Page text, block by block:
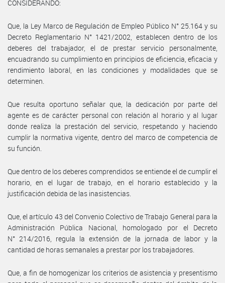
CONSIDERANDO:
Que, la Ley Marco de Regulación de Empleo Público N° 25.164 y su
Decreto Reglamentario N° 1421/2002, establecen dentro de los
deberes del trabajador, el de prestar servicio personalmente,
encuadrando su cumplimiento en principios de eficiencia, eficacia y
rendimiento laboral, en las condiciones y modalidades que se
determinen.
Que resulta oportuno señalar que, la dedicación por parte del
agente es de carácter personal con relación al horario y al lugar
donde realiza la prestación del servicio, respetando y haciendo
cumplir la normativa vigente, dentro del marco de competencia de
su función.
Que dentro de los deberes comprendidos se entiende el de cumplir el
horario, en el lugar de trabajo, en el horario establecido y la
justificación debida de las inasistencias.
Que, el artículo 43 del Convenio Colectivo de Trabajo General para la
Administración Pública Nacional, homologado por el Decreto
N° 214/2016, regula la extensión de la jornada de labor y la
cantidad de horas semanales a prestar por los trabajadores.
Que, a fin de homogenizar los criterios de asistencia y presentismo